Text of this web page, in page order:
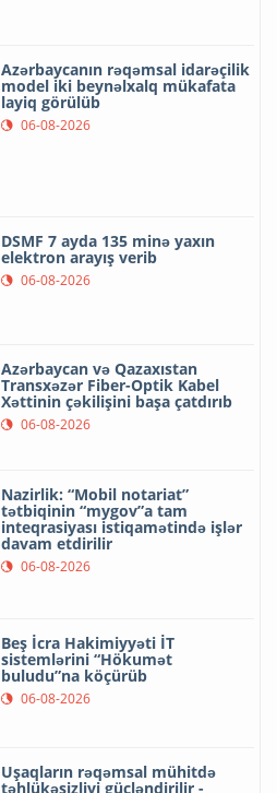
Azərbaycanın rəqəmsal idarəçilik
model iki beynəlxalq mükafata
layiq görülüb
06-08-2026
DSMF 7 ayda 135 minə yaxın
elektron arayış verib
06-08-2026
Azərbaycan və Qazaxıstan
Transxəzər Fiber-Optik Kabel
Xəttinin çəkilişini başa çatdırıb
06-08-2026
Nazirlik: “Mobil notariat”
tətbiqinin “mygov”a tam
inteqrasiyası istiqamətində işlər
davam etdirilir
06-08-2026
Beş İcra Hakimiyyəti İT
sistemlərini “Hökumət
buludu”na köçürüb
06-08-2026
Uşaqların rəqəmsal mühitdə
təhlükəsizliyi gücləndirilir -